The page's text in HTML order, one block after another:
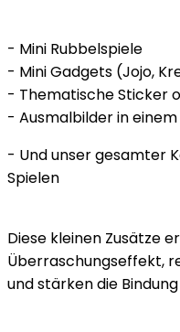
- Mini Rubbelspiele
- Mini Gadgets (Jojo,
- Thematische Sticker
- Ausmalbilder in
- Und unser gesamter
Spielen
Diese kleinen Zusätze
Überraschungseffekt,
und stärken die